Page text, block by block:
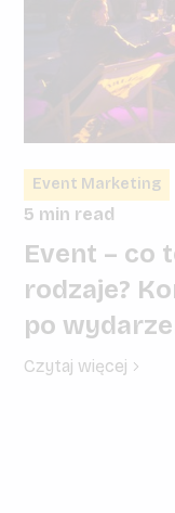
Event Marketing
5 min read
Event – co
rodzaje?
po
Czytaj więcej